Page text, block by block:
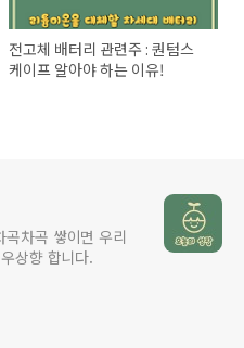
전고체 배터리 관련주 : 퀀텀스
케이프 알아야 하는 이유!
차곡 쌓이면 우리
상향 합니다.